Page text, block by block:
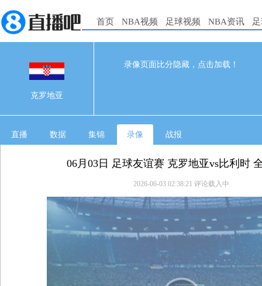
首页 NBA视频 足球视频 NBA资讯
克罗地亚
录像页面比分隐藏，点击加载！
直播 数据 集锦 录像 战报
06月03日 足球友谊赛 克罗地亚vs比利时
2026-06-03 02:38:21 评论载入中